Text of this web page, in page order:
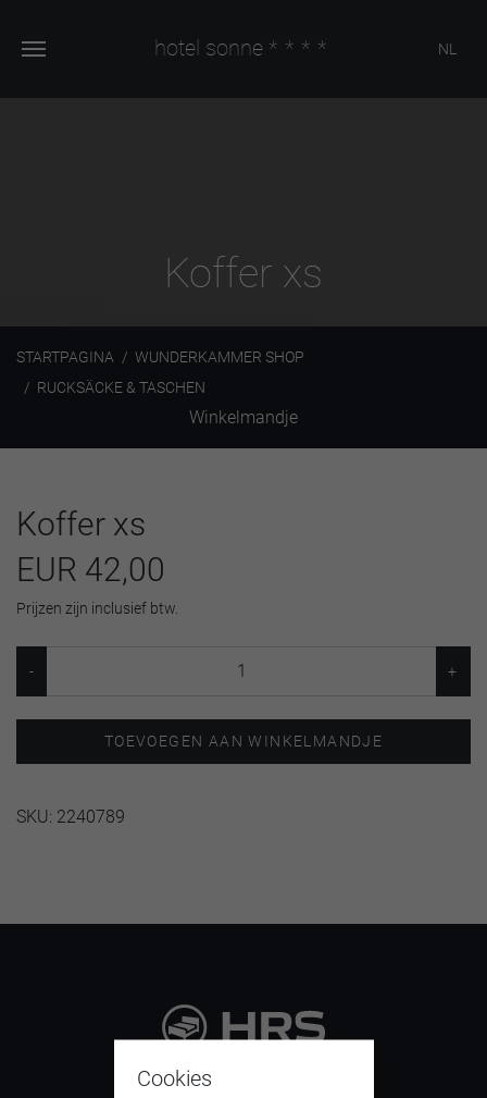
hotel sonne **** NL
Koffer xs
STARTPAGINA
WUNDERKAMMER SHOP
RUCKSÄCKE & TASCHEN
Winkelmandje
Koffer xs
EUR 42,00
Prijzen zijn inclusief btw.
TOEVOEGEN AAN WINKELMANDJE
SKU: 2240789
9.4
Cookies